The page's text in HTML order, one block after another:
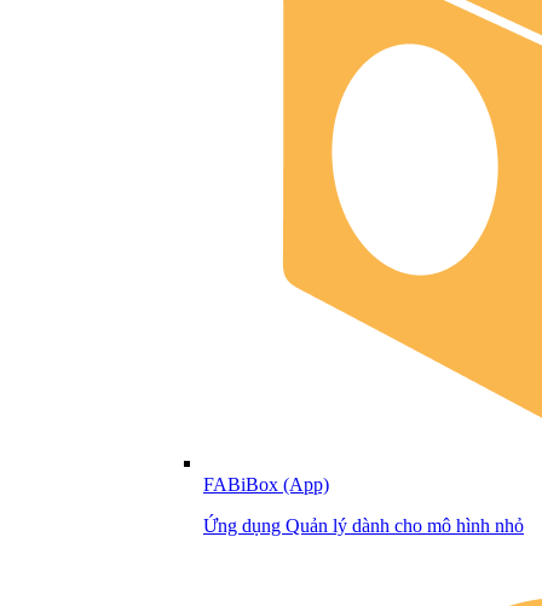
FABiBox (App)
Ứng dụng Quản lý dành cho mô hình nhỏ